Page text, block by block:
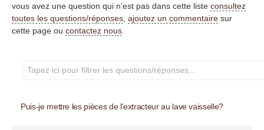
vous avez une question qui n'est pas dans cette liste consultez
toutes les questions/réponses ajoutez un commentaire sur
cette page ou contactez nous
Puis-je mettre les pièces de l’extracteur au lave vaisselle?